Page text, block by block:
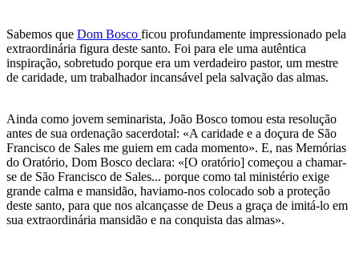
Sabemos que Dom Bosco ficou profundamente impressionado pela
extraordinária figura deste santo. Foi para ele uma autêntica
inspiração, sobretudo porque era um verdadeiro pastor, um mestre
de caridade, um trabalhador incansável pela salvação das almas.
Ainda como jovem seminarista, João Bosco tomou esta resolução
antes de sua ordenação sacerdotal: «A caridade e a doçura de São
Francisco de Sales me guiem em cada momento». E, nas Memórias
do Oratório, Dom Bosco declara: «[O oratório] começou a chamar-
se de São Francisco de Sales... porque como tal ministério exige
grande calma e mansidão, haviamo-nos colocado sob a proteção
deste santo, para que nos alcançasse de Deus a graça de imitá-lo em
sua extraordinária mansidão e na conquista das almas».